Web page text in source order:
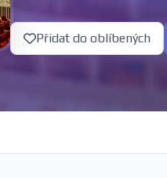
Přidat do oblíbených